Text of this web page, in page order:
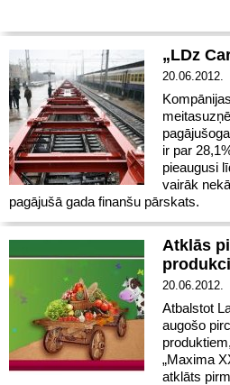
„LDz
20.06.2012.
ir par
pieaugusi
vairāk
pagājušā gada finanšu pārskats.
Atklās
20.06.2012.
Atbalstot
augošo
„Maxima
atklāts